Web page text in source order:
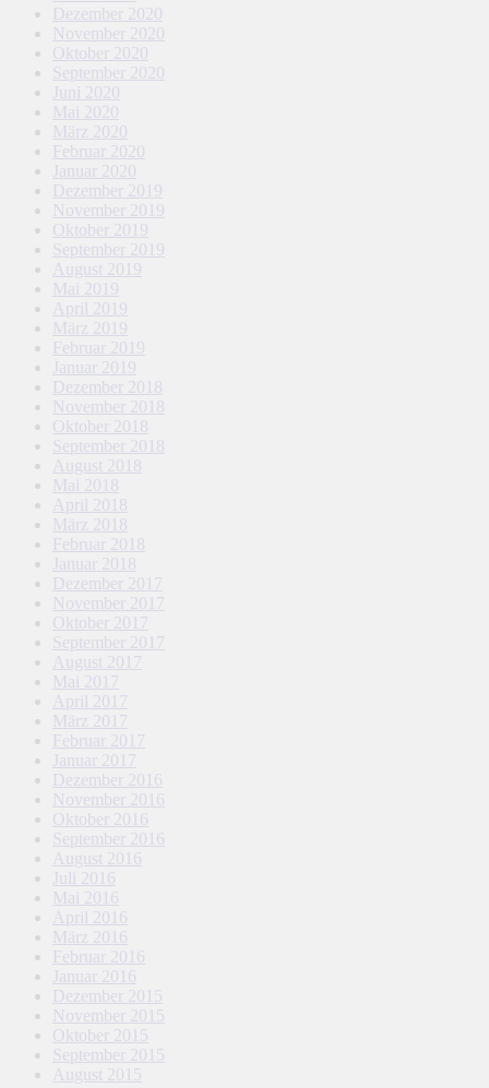
Dezember 2020
November 2020
Oktober 2020
September 2020
Juni 2020
Mai 2020
März 2020
Februar 2020
Januar 2020
Dezember 2019
November 2019
Oktober 2019
September 2019
August 2019
Mai 2019
April 2019
März 2019
Februar 2019
Januar 2019
Dezember 2018
November 2018
Oktober 2018
September 2018
August 2018
Mai 2018
April 2018
März 2018
Februar 2018
Januar 2018
Dezember 2017
November 2017
Oktober 2017
September 2017
August 2017
Mai 2017
April 2017
März 2017
Februar 2017
Januar 2017
Dezember 2016
November 2016
Oktober 2016
September 2016
August 2016
Juli 2016
Mai 2016
April 2016
März 2016
Februar 2016
Januar 2016
Dezember 2015
November 2015
Oktober 2015
September 2015
August 2015